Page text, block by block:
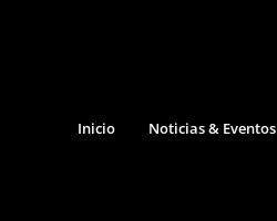
Inicio Noticias & Eventos